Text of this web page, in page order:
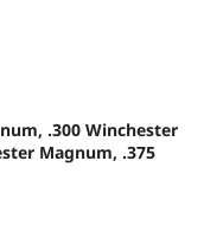
.300 Winchester
Magnum, .375